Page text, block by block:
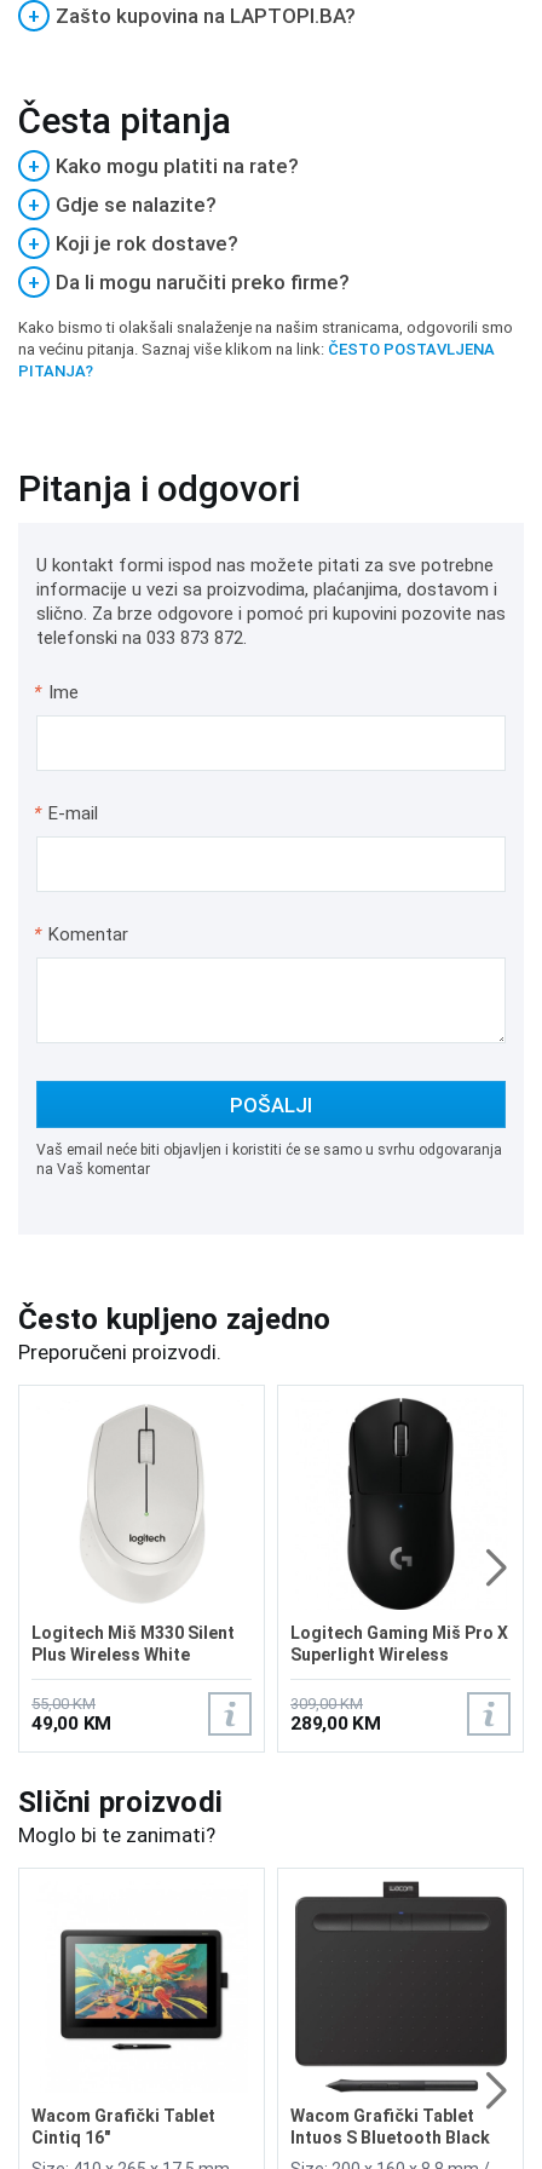
+ Zašto kupovina na LAPTOPI.BA?
Česta pitanja
+
Kako mogu platiti na rate?
+
Gdje se nalazite?
+
Koji je rok dostave?
+
Da li mogu naručiti preko firme?
Kako bismo ti olakšali snalaženje na našim stranicama, odgovorili smo
na većinu pitanja. Saznaj više klikom na link: ČESTO POSTAVLJENA
PITANJA?
Pitanja i odgovori
U kontakt formi ispod nas možete pitati za sve potrebne
informacije u vezi sa proizvodima, plaćanjima, dostavom i
slično. Za brze odgovore i pomoć pri kupovini pozovite nas
telefonski na 033 873 872.
* Ime
* E-mail
* Komentar
POŠALJI
Vaš email neće biti objavljen i koristiti će se samo u svrhu odgovaranja
na Vaš komentar
Često kupljeno zajedno
Preporučeni proizvodi.
Logitech Miš M330 Silent
Plus Wireless White
55,00 KM
49,00 KM
Logitech Gaming Miš Pro X
Superlight Wireless
309,00 KM
289,00 KM
Slični proizvodi
Moglo bi te zanimati?
Wacom Grafički Tablet
Cintiq 16"
Wacom Grafički Tablet
Intuos S Bluetooth Black
Manga